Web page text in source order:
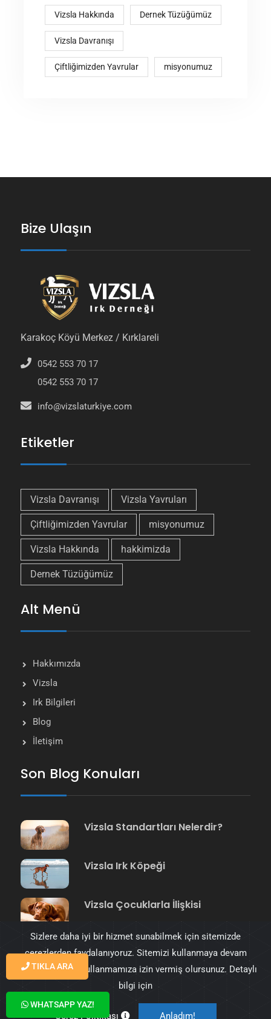
Vizsla Hakkında Dernek Tüzüğümüz
Vizsla Davranışı
Çiftliğimizden Yavrular misyonumuz
Bize Ulaşın
Karakoç Köyü Merkez / Kırklareli
0542 553 70 17
0542 553 70 17
info@vizslaturkiye.com
Etiketler
Vizsla Davranışı Vizsla Yavruları
Çiftliğimizden Yavrular misyonumuz
Vizsla Hakkında hakkimizda
Dernek Tüzüğümüz
Alt Menü
Hakkımızda
Vizsla
Irk Bilgileri
Blog
İletişim
Son Blog Konuları
Vizsla Standartları Nelerdir?
Vizsla Irk Köpeği
Vizsla Çocuklarla İlişkisi
© 2023 Vizsla Türkiye tüm hakkı saklıdır. Tasarım
KobiWeb
TIKLA ARA
WHATSAPP YAZ!
Sizlere daha iyi bir hizmet sunabilmek için sitemizde
çerezlerden faydalanıyoruz. Sitemizi kullanmaya devam
ederek çerezleri kullanmamıza izin vermiş olursunuz. Detaylı
bilgi için
Çerez Politikası Anladım!